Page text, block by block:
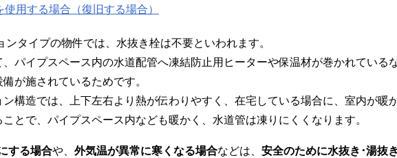
使用する場合（復旧する場合）
ンタイプの物件では、水抜き栓は不要といわれます。
、パイプスペース内の水道配管へ凍結防止用ヒーターや保温材が巻かれている
が施されているためです。
ン構造では、上下左右より熱が伝わりやすく、在宅している場合に、室内が暖
ことで、パイプスペース内なども暖かく、水道管は凍りにくくなります。
する場合や、 外気温が異常に寒くなる場合などは、 安全のために水抜き･湯抜